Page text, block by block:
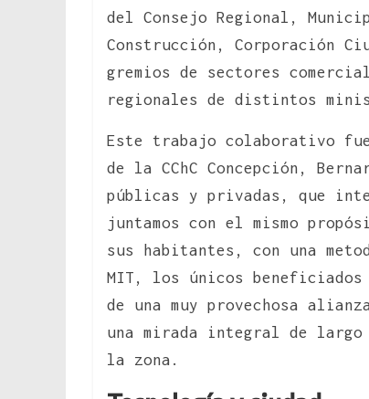
del Consejo Regional,
Construcción, Corporación
gremios de sectores
regionales de distintos
Este trabajo colaborativo
de la CChC Concepción,
públicas y privadas, que
juntamos con el mismo
sus habitantes, con una
MIT, los únicos
de una muy provechosa
una mirada integral de
la zona.